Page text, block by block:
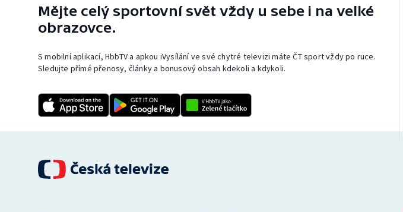
Mějte celý sportovní svět vždy u sebe i na velké
obrazovce.
S mobilní aplikací, HbbTV a apkou iVysílání ve své chytré televizi máte ČT sport vždy po ruce.
Sledujte přímé přenosy, články a bonusový obsah kdekoli a kdykoli.